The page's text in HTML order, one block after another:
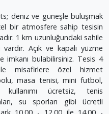
deniz ve güneşle buluşmak
bir atmosfere sahip tesisin
1 km uzunluğundaki sahile
Açık ve kapalı yüzme
imkanı bulabilirsiniz. Tesis 4
misafirlere özel hizmet
masa tenisi, mini futbol,
ücretsiz, tenis
su sporları gibi ücretli